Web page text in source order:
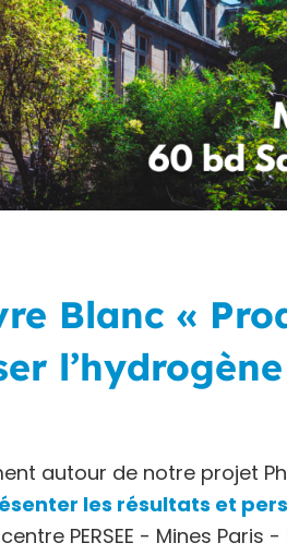
Blanc «
autour de notre projet
les résultats et
PERSEE - Mines Paris -